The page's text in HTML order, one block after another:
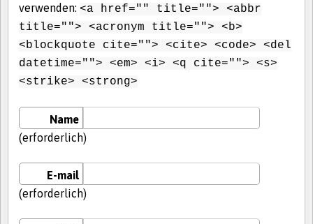
verwenden: <a href="" title=""> <abbr
title=""> <acronym title=""> <b>
<blockquote cite=""> <cite> <code> <del
datetime=""> <em> <i> <q cite=""> <s>
<strike> <strong>
Name
(erforderlich)
E-mail
(erforderlich)